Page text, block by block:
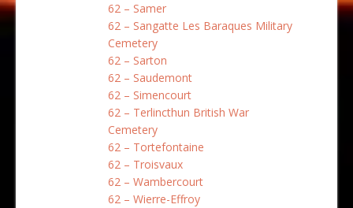
62 – Samer
62 – Sangatte Les Baraques Military
Cemetery
62 – Sarton
62 – Saudemont
62 – Simencourt
62 – Terlincthun British War
Cemetery
62 – Tortefontaine
62 – Troisvaux
62 – Wambercourt
62 – Wierre-Effroy